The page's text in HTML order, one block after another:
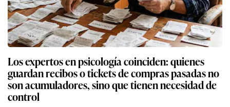
Los expertos en psicología coinciden: quienes
guardan recibos o tickets de compras pasadas no
son acumuladores, sino que tienen necesidad de
control